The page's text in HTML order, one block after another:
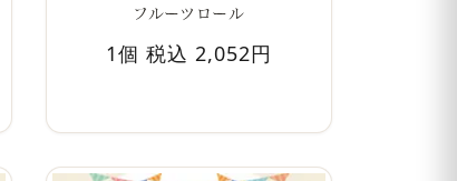
フルーツロール
1個 税込 2,052円